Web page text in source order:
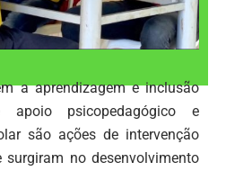
a aprendizagem e inclusão
apoio psicopedagógico e
são ações de intervenção
no desenvolvimento